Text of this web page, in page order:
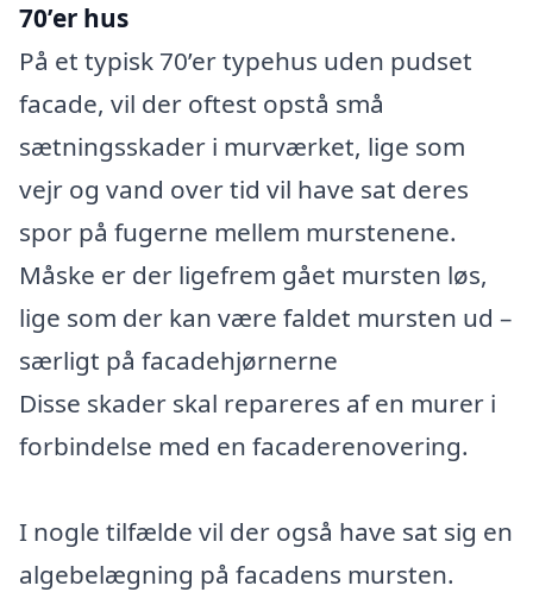
70’er hus
På et typisk 70’er typehus uden pudset
facade, vil der oftest opstå små
sætningsskader i murværket, lige som
vejr og vand over tid vil have sat deres
spor på fugerne mellem murstenene.
Måske er der ligefrem gået mursten løs,
lige som der kan være faldet mursten ud –
særligt på facadehjørnerne
Disse skader skal repareres af en murer i
forbindelse med en facaderenovering.
I nogle tilfælde vil der også have sat sig en
algebelægning på facadens mursten.